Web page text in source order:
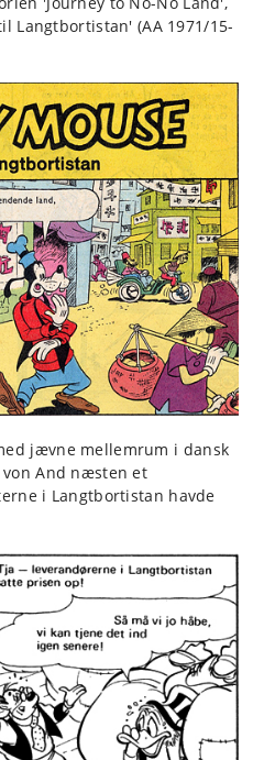
Langtbortistan' (AA 1971/15-
jævne mellemrum i dansk
von And næsten et
i Langtbortistan havde